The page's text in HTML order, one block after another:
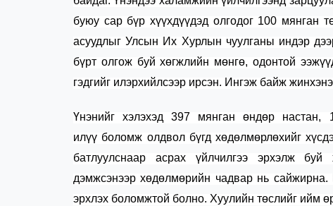
буюу сар бүр хүүхдүүдэд олгодог 100 мянган
асуудлыг Улсын Их Хурлын чуулганы индэр
бүрт олгож буй хөгжлийн мөнгө, одонтой
гэдгийг илэрхийлсээр ирсэн. Ингэж байж
Үнэнийг хэлэхэд397 мянган өндөр настан,
илүү боломж олдвол бүгд хөдөлмөрлөхийг
батлуулснаар асрах үйлчилгээ эрхэлж буй
дэмжсэнээрхөдөлмөрийн чадвар нь сайжирна.
эрхлэх боломжтой болно. Хуулийн төслийг ийм